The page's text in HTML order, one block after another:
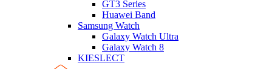
GT3 Series
Huawei Band
Samsung Watch
Galaxy Watch Ultra
Galaxy Watch 8
KIESLECT